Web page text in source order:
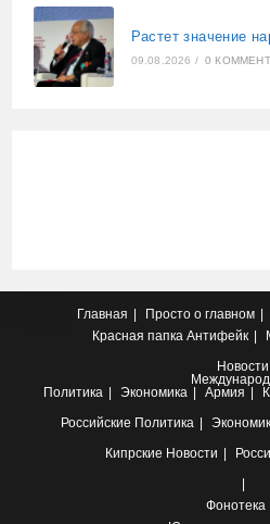
Растет значение
09.08.2026 / 0
Главная Просто о главном
Красная папка Антифейк
Новости
Политика
Экономика Армия
Российские Политика
Кипрские Новости
Фонотека